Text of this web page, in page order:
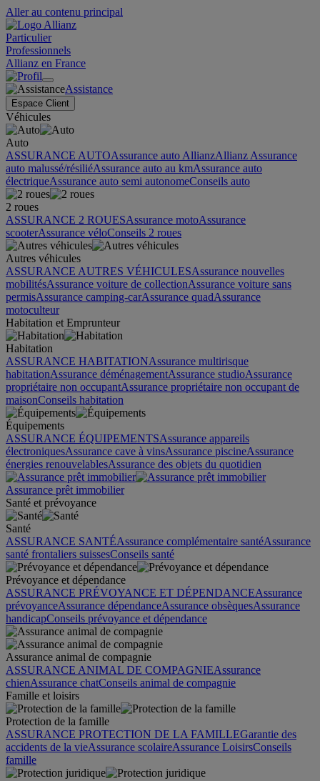
Aller au contenu principal
Particulier
Professionnels
Allianz en France
Assistance
Espace Client
Véhicules
Auto
ASSURANCE AUTOAssurance auto AllianzAllianz Assurance
auto malussé/résiliéAssurance auto au kmAssurance auto
électriqueAssurance auto semi autonomeConseils auto
2 roues
ASSURANCE 2 ROUESAssurance motoAssurance
scooterAssurance véloConseils 2 roues
Autres véhicules
ASSURANCE AUTRES VÉHICULESAssurance nouvelles
mobilitésAssurance voiture de collectionAssurance voiture sans
permisAssurance camping-carAssurance quadAssurance
motoculteur
Habitation et Emprunteur
Habitation
ASSURANCE HABITATIONAssurance multirisque
habitationAssurance déménagementAssurance studioAssurance
propriétaire non occupantAssurance propriétaire non occupant de
maisonConseils habitation
Équipements
ASSURANCE ÉQUIPEMENTSAssurance appareils
électroniquesAssurance cave à vinsAssurance piscineAssurance
énergies renouvelablesAssurance des objets du quotidien
Assurance prêt immobilier
Santé et prévoyance
Santé
ASSURANCE SANTÉAssurance complémentaire santéAssurance
santé frontaliers suissesConseils santé
Prévoyance et dépendance
ASSURANCE PRÉVOYANCE ET DÉPENDANCEAssurance
prévoyanceAssurance dépendanceAssurance obsèquesAssurance
handicapConseils prévoyance et dépendance
Assurance animal de compagnie
ASSURANCE ANIMAL DE COMPAGNIEAssurance
chienAssurance chatConseils animal de compagnie
Famille et loisirs
Protection de la famille
ASSURANCE PROTECTION DE LA FAMILLEGarantie des
accidents de la vieAssurance scolaireAssurance LoisirsConseils
famille